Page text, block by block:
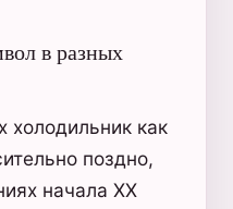
в разных
холодильник как
поздно,
начала XX